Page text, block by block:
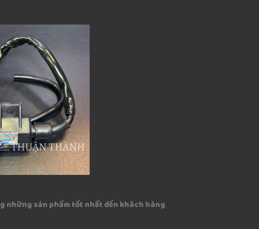
những sản phẩm tốt nhất đến khách hàng